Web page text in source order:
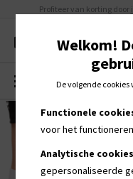
Profiteer van korting door
MENU
Welkom!
De volgende
Functionele
voor het
Analytische
gepersonaliseerde